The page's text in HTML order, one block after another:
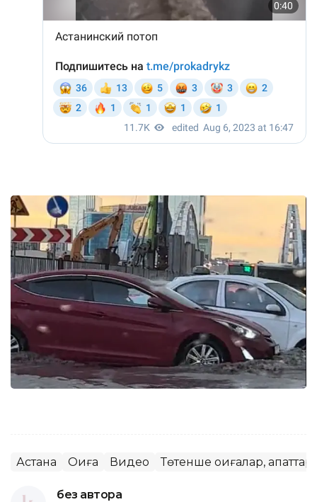
Астана Оқиға Видео Төтенше оқиғалар, апаттар
без автора